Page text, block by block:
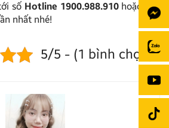
số Hotline 1900.988.910hoặc ghé
nhất nhé!
5/5 - (1 bình chọn)